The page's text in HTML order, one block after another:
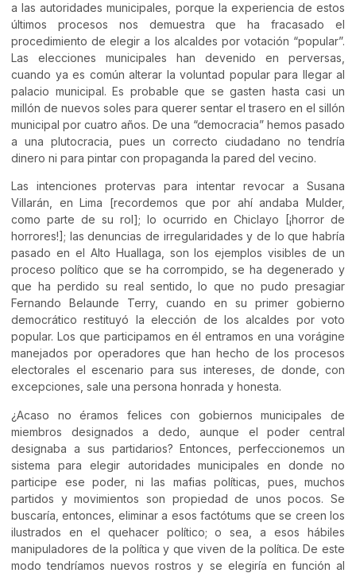
a las autoridades municipales, porque la experiencia de estos
últimos procesos nos demuestra que ha fracasado el
procedimiento de elegir a los alcaldes por votación “popular”.
Las elecciones municipales han devenido en perversas,
cuando ya es común alterar la voluntad popular para llegar al
palacio municipal. Es probable que se gasten hasta casi un
millón de nuevos soles para querer sentar el trasero en el sillón
municipal por cuatro años. De una “democracia” hemos pasado
a una plutocracia, pues un correcto ciudadano no tendría
dinero ni para pintar con propaganda la pared del vecino.
Las intenciones protervas para intentar revocar a Susana
Villarán, en Lima [recordemos que por ahí andaba Mulder,
como parte de su rol]; lo ocurrido en Chiclayo [¡horror de
horrores!]; las denuncias de irregularidades y de lo que habría
pasado en el Alto Huallaga, son los ejemplos visibles de un
proceso político que se ha corrompido, se ha degenerado y
que ha perdido su real sentido, lo que no pudo presagiar
Fernando Belaunde Terry, cuando en su primer gobierno
democrático restituyó la elección de los alcaldes por voto
popular. Los que participamos en él entramos en una vorágine
manejados por operadores que han hecho de los procesos
electorales el escenario para sus intereses, de donde, con
excepciones, sale una persona honrada y honesta.
¿Acaso no éramos felices con gobiernos municipales de
miembros designados a dedo, aunque el poder central
designaba a sus partidarios? Entonces, perfeccionemos un
sistema para elegir autoridades municipales en donde no
participe ese poder, ni las mafias políticas, pues, muchos
partidos y movimientos son propiedad de unos pocos. Se
buscaría, entonces, eliminar a esos factótums que se creen los
ilustrados en el quehacer político; o sea, a esos hábiles
manipuladores de la política y que viven de la política. De este
modo tendríamos nuevos rostros y se elegiría en función al